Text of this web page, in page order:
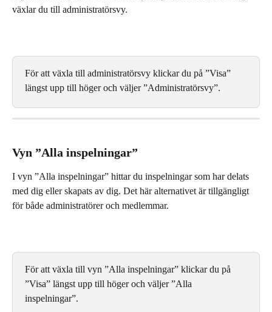
växlar du till administratörsvy.
För att växla till administratörsvy klickar du på ”Visa”
längst upp till höger och väljer ”Administratörsvy”.
Vyn ”Alla inspelningar”
I vyn ”Alla inspelningar” hittar du inspelningar som har delats
med dig eller skapats av dig. Det här alternativet är tillgängligt
för både administratörer och medlemmar.
För att växla till vyn ”Alla inspelningar” klickar du på
”Visa” längst upp till höger och väljer ”Alla
inspelningar”.